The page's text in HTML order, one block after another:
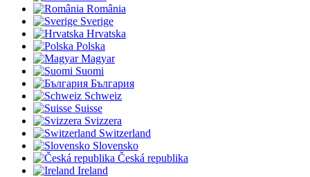
România
Sverige
Hrvatska
Polska
Magyar
Suomi
България
Schweiz
Suisse
Svizzera
Switzerland
Slovensko
Česká republika
Ireland